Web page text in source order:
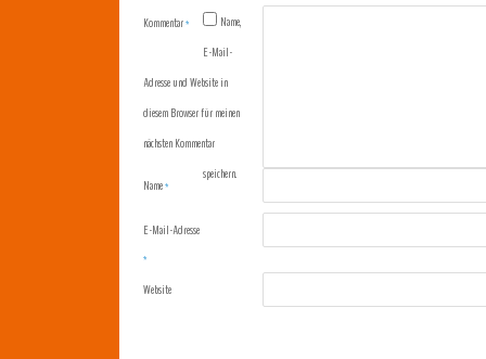
Kommentar*
Name*
E-Mail-Adresse
*
Website
Name,
E-Mail-
Adresse und Website in
diesem Browser für meinen
nächsten Kommentar
speichern.